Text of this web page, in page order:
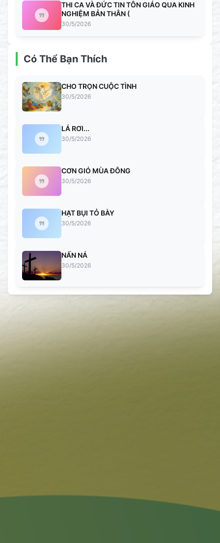
THI CA VÀ ĐỨC TIN TÔN GIÁO QUA KINH
NGHIỆM BẢN THÂN (
30/5/2026
Có Thể Bạn Thích
CHO TRỌN CUỘC TÌNH
30/5/2026
LÁ RƠI...
30/5/2026
CƠN GIÓ MÙA ĐÔNG
30/5/2026
HẠT BỤI TỎ BÀY
30/5/2026
NẤN NÁ
30/5/2026